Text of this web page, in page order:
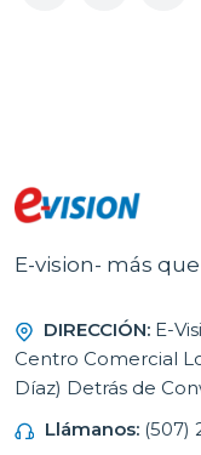
E-vision- más
DIRECCIÓN: E-
Centro Comercial
Díaz) Detrás de
Llámanos: (507)